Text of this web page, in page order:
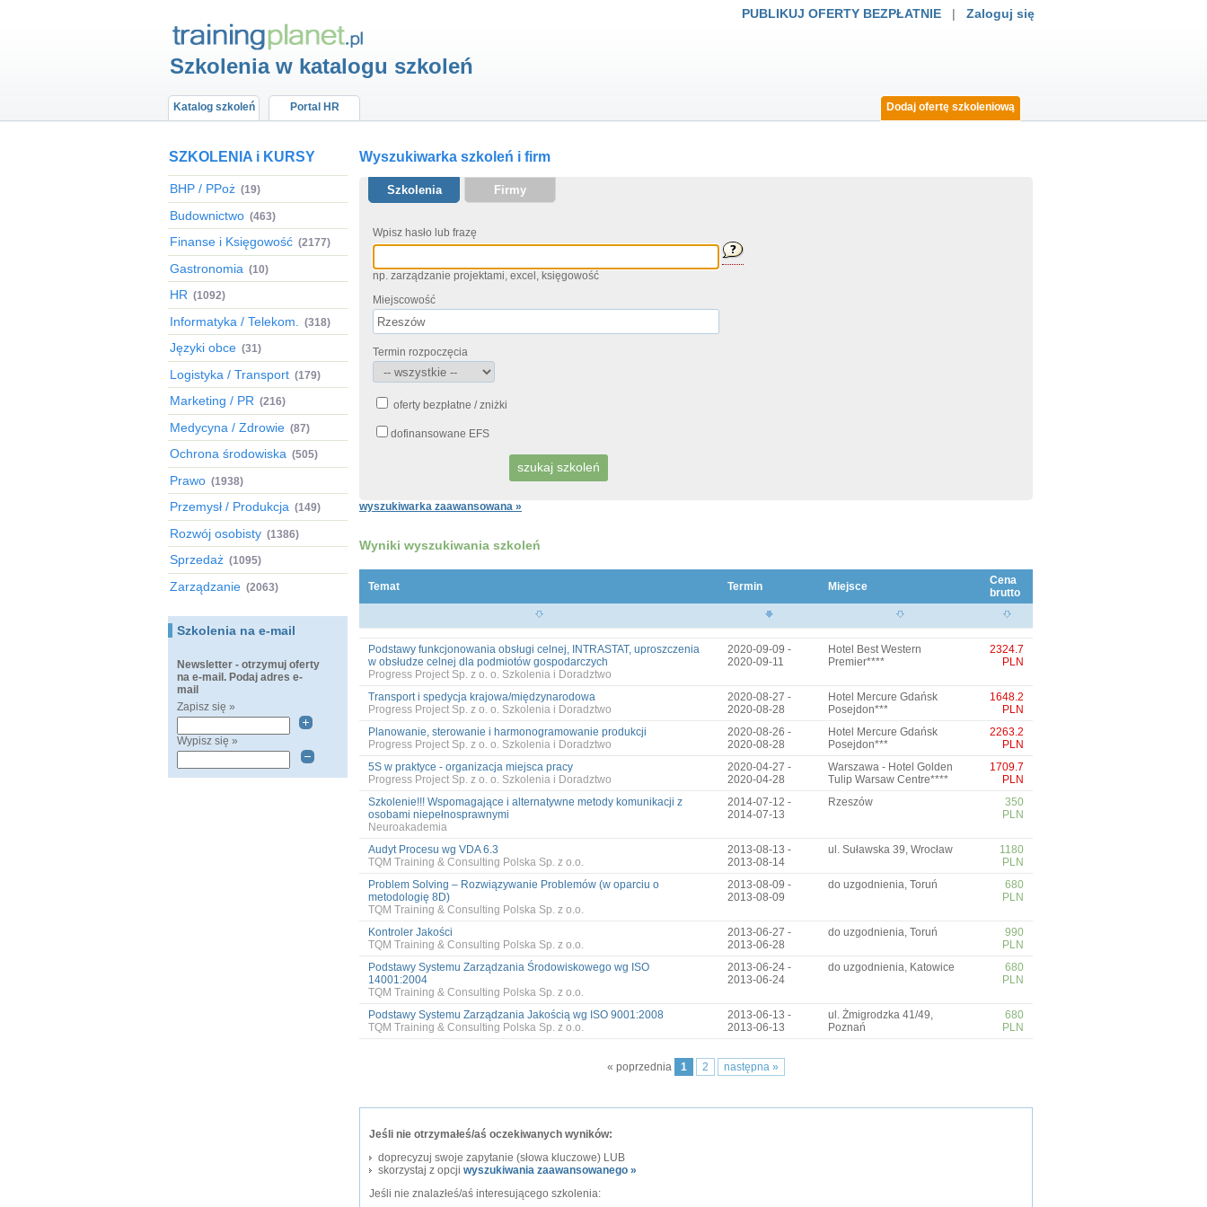
PUBLIKUJ OFERTY BEZPŁATNIE | Zaloguj się
Szkolenia w katalogu szkoleń
Katalog szkoleń Dodaj ofertę szkoleniową
Portal HR
SZKOLENIA i KURSY
BHP / PPoż (19)
Budownictwo (463)
Finanse i Księgowość (2177)
Gastronomia (10)
HR (1092)
Informatyka / Telekom. (318)
Języki obce (31)
Logistyka / Transport (179)
Marketing / PR (216)
Medycyna / Zdrowie (87)
Ochrona środowiska (505)
Prawo (1938)
Przemysł / Produkcja (149)
Rozwój osobisty (1386)
Sprzedaż (1095)
Zarządzanie (2063)
Szkolenia na e-mail
Newsletter - otrzymuj oferty
na e-mail. Podaj adres e-
mail
Zapisz się »
Wypisz się »
Wyszukiwarka szkoleń i firm
Szkolenia Firmy
Wpisz hasło lub frazę
np. zarządzanie projektami, excel, księgowość
Miejscowość
Termin rozpoczęcia
oferty bezpłatne / zniżki
dofinansowane EFS
wyszukiwarka zaawansowana »
Wyniki wyszukiwania szkoleń
Temat Termin Miejsce
Cena
brutto
Podstawy funkcjonowania obsługi celnej, INTRASTAT, uproszczenia
w obsłudze celnej dla podmiotów gospodarczych
Progress Project Sp. z o. o. Szkolenia i Doradztwo
2020-09-09 -
2020-09-11
Hotel Best Western
Premier****
2324.7
PLN
Transport i spedycja krajowa/międzynarodowa
Progress Project Sp. z o. o. Szkolenia i Doradztwo
2020-08-27 -
2020-08-28
Hotel Mercure Gdańsk
Posejdon***
1648.2
PLN
Planowanie, sterowanie i harmonogramowanie produkcji
Progress Project Sp. z o. o. Szkolenia i Doradztwo
2020-08-26 -
2020-08-28
Hotel Mercure Gdańsk
Posejdon***
2263.2
PLN
5S w praktyce - organizacja miejsca pracy
Progress Project Sp. z o. o. Szkolenia i Doradztwo
2020-04-27 -
2020-04-28
Warszawa - Hotel Golden
Tulip Warsaw Centre****
1709.7
PLN
Szkolenie!!! Wspomagające i alternatywne metody komunikacji z
osobami niepełnosprawnymi
Neuroakademia
2014-07-12 -
2014-07-13
Rzeszów
350
PLN
Audyt Procesu wg VDA 6.3
TQM Training & Consulting Polska Sp. z o.o.
2013-08-13 -
2013-08-14
ul. Suławska 39, Wrocław
1180
PLN
Problem Solving – Rozwiązywanie Problemów (w oparciu o
metodologię 8D)
TQM Training & Consulting Polska Sp. z o.o.
2013-08-09 -
2013-08-09
do uzgodnienia, Toruń
680
PLN
Kontroler Jakości
TQM Training & Consulting Polska Sp. z o.o.
2013-06-27 -
2013-06-28
do uzgodnienia, Toruń
990
PLN
Podstawy Systemu Zarządzania Środowiskowego wg ISO
14001:2004
TQM Training & Consulting Polska Sp. z o.o.
2013-06-24 -
2013-06-24
do uzgodnienia, Katowice
680
PLN
Podstawy Systemu Zarządzania Jakością wg ISO 9001:2008
TQM Training & Consulting Polska Sp. z o.o.
2013-06-13 -
2013-06-13
ul. Żmigrodzka 41/49,
Poznań
680
PLN
« poprzednia 1 2 następna »
Jeśli nie otrzymałeś/aś oczekiwanych wyników:
doprecyzuj swoje zapytanie (słowa kluczowe) LUB
skorzystaj z opcji wyszukiwania zaawansowanego »
Jeśli nie znalazłeś/aś interesującego szkolenia: